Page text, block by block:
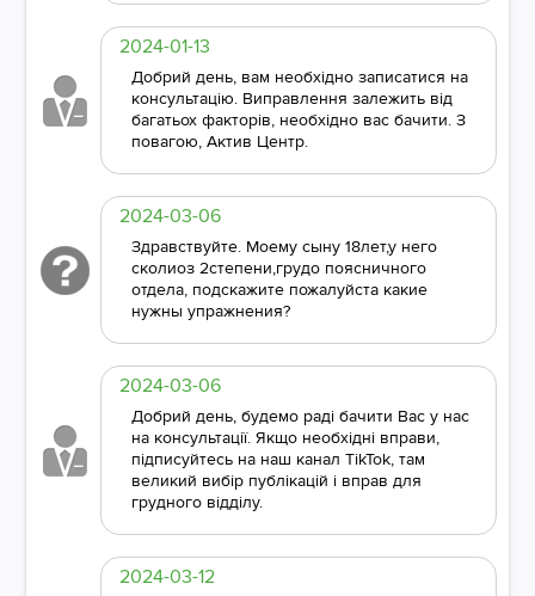
2024-01-13
Добрий день, вам необхідно записатися на
консультацію. Виправлення залежить від
багатьох факторів, необхідно вас бачити. З
повагою, Актив Центр.
2024-03-06
Здравствуйте. Моему сыну 18лет,у него
сколиоз 2степени,грудо поясничного
отдела, подскажите пожалуйста какие
нужны упражнения?
2024-03-06
Добрий день, будемо раді бачити Вас у нас
на консультації. Якщо необхідні вправи,
підписуйтесь на наш канал TikTok, там
великий вибір публікацій і вправ для
грудного відділу.
2024-03-12